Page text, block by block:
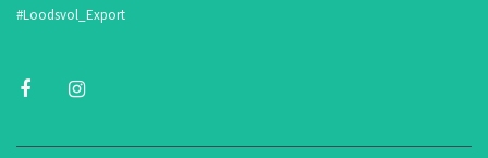
#Loodsvol_Export